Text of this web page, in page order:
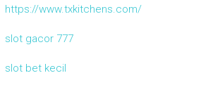
https://www.txkitchens.com/
slot gacor 777
slot bet kecil